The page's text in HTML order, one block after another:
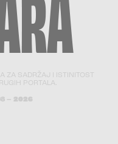
ZA SADRŽAJ I ISTINITOST
PORTALA.
– 2026